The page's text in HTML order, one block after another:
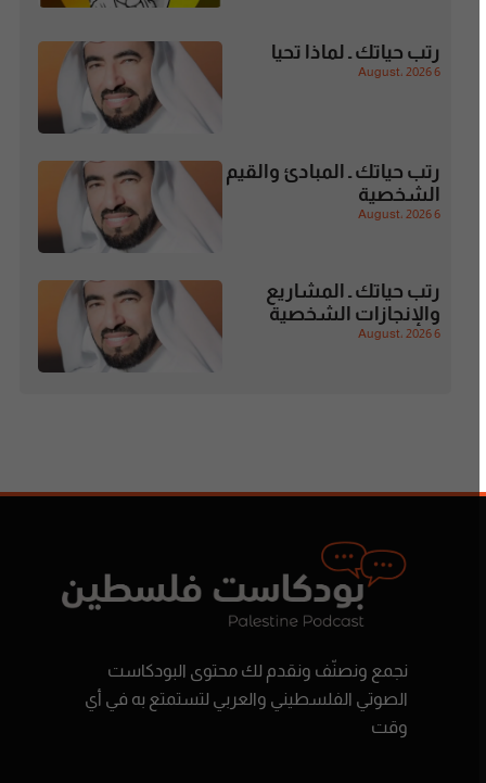
رتب حياتك ـ لماذا تحيا
6 August، 2026
رتب حياتك ـ المبادئ والقيم
الشخصية
6 August، 2026
رتب حياتك ـ المشاريع
والإنجازات الشخصية
6 August، 2026
نجمع ونصنّف ونقدم لك محتوى البودكاست
الصوتي الفلسطيني والعربي لتستمتع به في أي
وقت